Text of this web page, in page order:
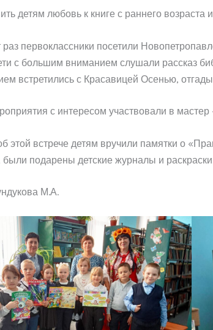
детям любовь к книге с раннего возраста
раз первоклассники посетили
с большим вниманием слушали рассказ
встретились с Красавицей Осенью,
с интересом участвовали в
этой встрече детям вручили памятки о
были подарены детские журналы и
М.А.